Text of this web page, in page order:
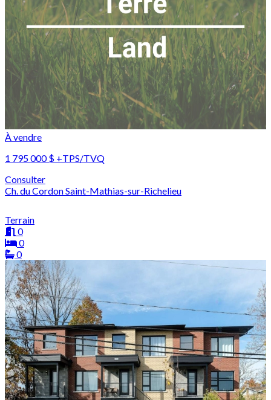
À vendre
1 795 000 $ +TPS/TVQ
Consulter
Ch. du Cordon Saint-Mathias-sur-Richelieu
Terrain
0
0
0